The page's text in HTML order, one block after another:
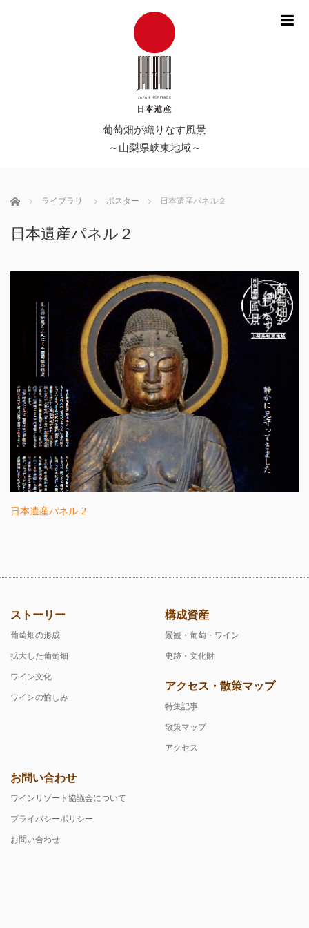
葡萄畑が織りなす風景
～山梨県峡東地域～
Home ライブラリ ポスター 日本遺産パネル２
日本遺産パネル２
日本遺産パネル-2
ストーリー
葡萄畑の形成
拡大した葡萄畑
ワイン文化
ワインの愉しみ
構成資産
景観・葡萄・ワイン
史跡・文化財
アクセス・散策マップ
特集記事
散策マップ
アクセス
お問い合わせ
ワインリゾート協議会について
プライバシーポリシー
お問い合わせ